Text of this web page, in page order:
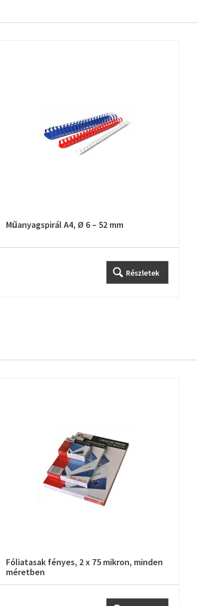
Műanyagspirál A4, Ø 6 – 52 mm
Részletek
Fóliatasak fényes, 2 x 75 mikron, minden
méretben